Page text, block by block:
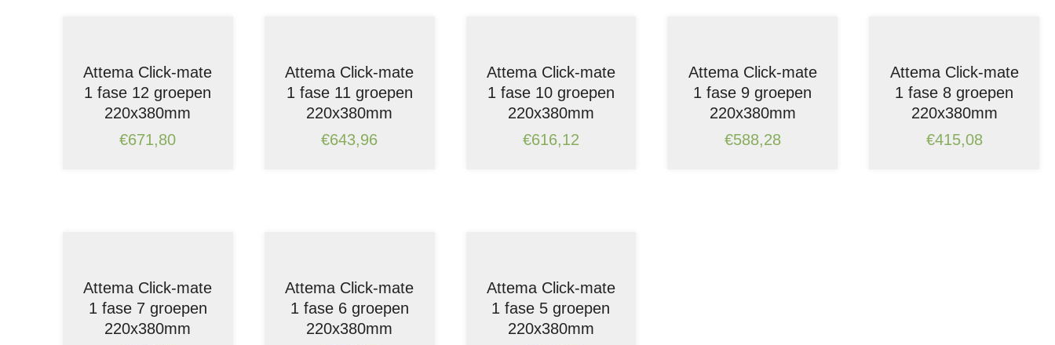
Attema Click-mate
1 fase 12 groepen
220x380mm
€671,80
Attema Click-mate
1 fase 11 groepen
220x380mm
€643,96
Attema Click-mate
1 fase 10 groepen
220x380mm
€616,12
Attema Click-mate
1 fase 9 groepen
220x380mm
€588,28
Attema Click-mate
1 fase 8 groepen
220x380mm
€415,08
Attema Click-mate
1 fase 7 groepen
220x380mm
Attema Click-mate
1 fase 6 groepen
220x380mm
Attema Click-mate
1 fase 5 groepen
220x380mm